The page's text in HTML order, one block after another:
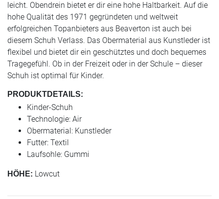
leicht. Obendrein bietet er dir eine hohe Haltbarkeit. Auf die
hohe Qualität des 1971 gegründeten und weltweit
erfolgreichen Topanbieters aus Beaverton ist auch bei
diesem Schuh Verlass. Das Obermaterial aus Kunstleder ist
flexibel und bietet dir ein geschütztes und doch bequemes
Tragegefühl. Ob in der Freizeit oder in der Schule – dieser
Schuh ist optimal für Kinder.
PRODUKTDETAILS:
Kinder-Schuh
Technologie: Air
Obermaterial: Kunstleder
Futter: Textil
Laufsohle: Gummi
HÖHE: Lowcut